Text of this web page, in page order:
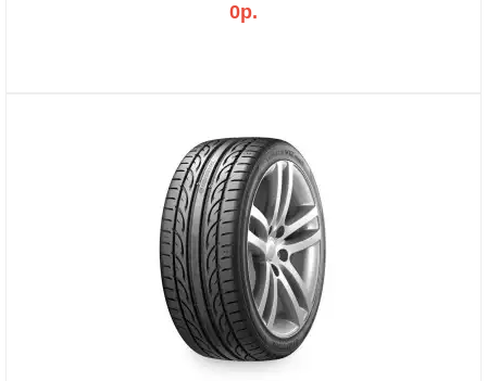
0р.